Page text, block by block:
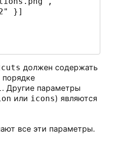
}]
должен содержать
порядке
. Другие параметры
или icons) являются
все эти параметры.